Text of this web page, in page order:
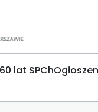
60 lat SPCh